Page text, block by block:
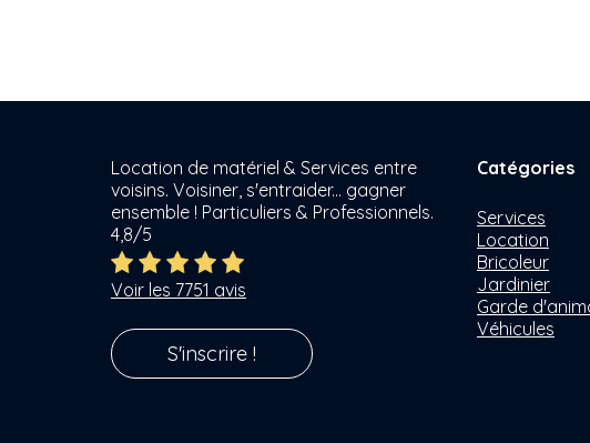
Location de matériel & Services entre
voisins. Voisiner, s'entraider... gagner
ensemble ! Particuliers & Professionnels.
4,8/5
Voir les 7751 avis
S'inscrire !
Catégories
Services
Location
Bricoleur
Jardinier
Garde
Véhicules